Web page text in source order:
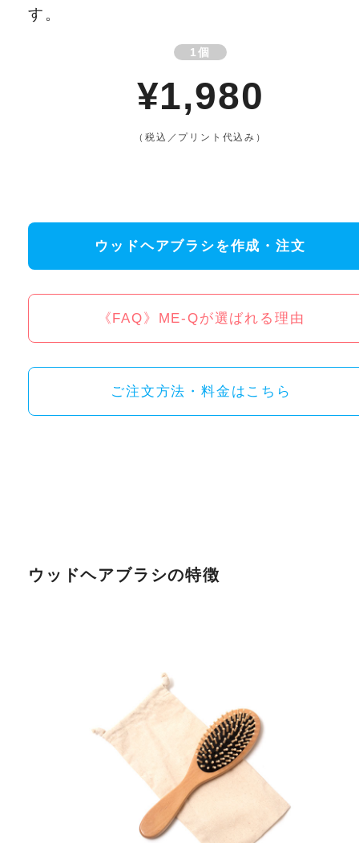
す。
1個
¥1,980
（税込／プリント代込み）
ウッドヘアブラシを作成・注文
《FAQ》ME-Qが選ばれる理由
ご注文方法・料金はこちら
ウッドヘアブラシの特徴